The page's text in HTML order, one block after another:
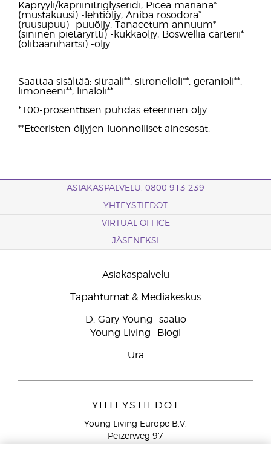
Kapryyli/kapriinitriglyseridi, Picea mariana*
(mustakuusi) -lehtiöljy, Aniba rosodora*
(ruusupuu) -puuöljy, Tanacetum annuum*
(sininen pietaryrtti) -kukkaöljy, Boswellia carterii*
(olibaanihartsi) -öljy.
Saattaa sisältää: sitraali**, sitronelloli**, geranioli**,
limoneeni**, linaloli**.
*100-prosenttisen puhdas eteerinen öljy.
**Eteeristen öljyjen luonnolliset ainesosat.
ASIAKASPALVELU: 0800 913 239
YHTEYSTIEDOT
VIRTUAL OFFICE
JÄSENEKSI
Asiakaspalvelu
Tapahtumat & Mediakeskus
D. Gary Young -säätiö
Young Living- Blogi
Ura
YHTEYSTIEDOT
Young Living Europe B.V.
Peizerweg 97